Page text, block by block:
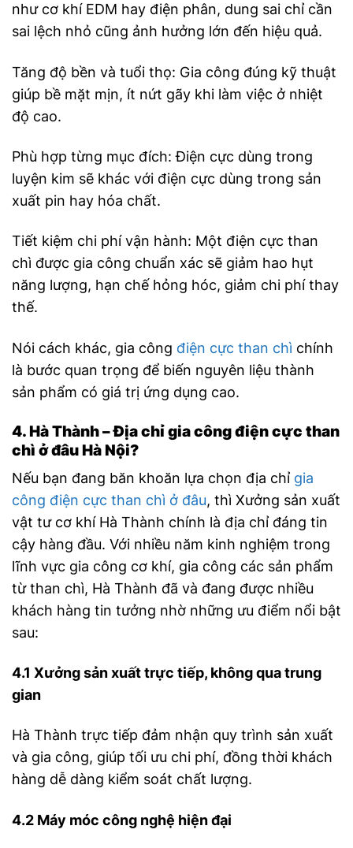
như cơ khí EDM hay điện phân, dung sai chỉ cần
sai lệch nhỏ cũng ảnh hưởng lớn đến hiệu quả.
Tăng độ bền và tuổi thọ: Gia công đúng kỹ thuật
giúp bề mặt mịn, ít nứt gãy khi làm việc ở nhiệt
độ cao.
Phù hợp từng mục đích: Điện cực dùng trong
luyện kim sẽ khác với điện cực dùng trong sản
xuất pin hay hóa chất.
Tiết kiệm chi phí vận hành: Một điện cực than
chì được gia công chuẩn xác sẽ giảm hao hụt
năng lượng, hạn chế hỏng hóc, giảm chi phí thay
thế.
Nói cách khác, gia công điện cực than chì chính
là bước quan trọng để biến nguyên liệu thành
sản phẩm có giá trị ứng dụng cao.
4. Hà Thành – Địa chỉ gia công điện cực than
chì ở đâu Hà Nội?
Nếu bạn đang băn khoăn lựa chọn địa chỉ gia
công điện cực than chì ở đâu, thì Xưởng sản xuất
vật tư cơ khí Hà Thành chính là địa chỉ đáng tin
cậy hàng đầu. Với nhiều năm kinh nghiệm trong
lĩnh vực gia công cơ khí, gia công các sản phẩm
từ than chì, Hà Thành đã và đang được nhiều
khách hàng tin tưởng nhờ những ưu điểm nổi bật
sau:
4.1 Xưởng sản xuất trực tiếp, không qua trung
gian
Hà Thành trực tiếp đảm nhận quy trình sản xuất
và gia công, giúp tối ưu chi phí, đồng thời khách
hàng dễ dàng kiểm soát chất lượng.
4.2 Máy móc công nghệ hiện đại